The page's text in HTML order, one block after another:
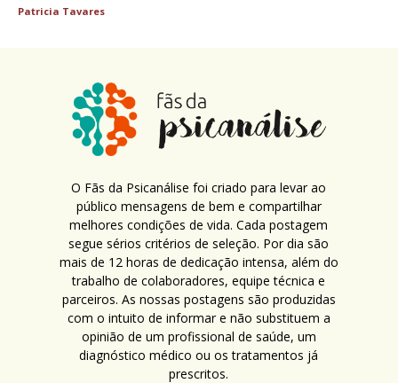
Patricia Tavares
O Fãs da Psicanálise foi criado para levar ao
público mensagens de bem e compartilhar
melhores condições de vida. Cada postagem
segue sérios critérios de seleção. Por dia são
mais de 12 horas de dedicação intensa, além do
trabalho de colaboradores, equipe técnica e
parceiros. As nossas postagens são produzidas
com o intuito de informar e não substituem a
opinião de um profissional de saúde, um
diagnóstico médico ou os tratamentos já
prescritos.